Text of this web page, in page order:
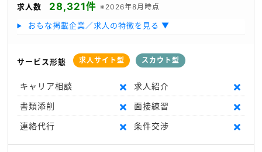
求人数 28,321件 ※2026年8月時点
おもな掲載企業／求人の特徴を見る ▼
サービス形態 求人サイト型 スカウト型
キャリア相談 × 求人紹介 ×
書類添削 × 面接練習 ×
連絡代行 × 条件交渉 ×